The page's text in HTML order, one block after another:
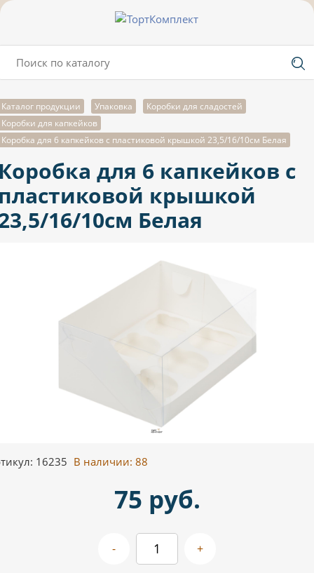
Каталог продукции Упаковка
Коробки для сладостей
Коробки для капкейков
Коробка для 6 капкейков с пластиковой крышкой 23,5/16/10см Белая
для 6 капкейков с
крышкой
16/10см Белая
16235 В наличии: 88
75 руб.
- +